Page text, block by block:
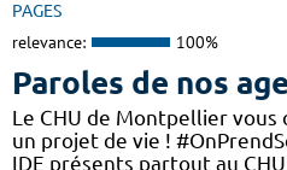
PAGES
relevance: 100%
Paroles de nos
Le CHU de Montpellier vous
un projet de vie !
IDE présents partout au